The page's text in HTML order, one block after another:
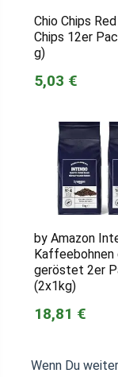
Chio Chips
Chips 12er
g)
5,03 €
by Amazon
Kaffeebohnen
geröstet 2er
(2x1kg)
18,81 €
Wenn Du